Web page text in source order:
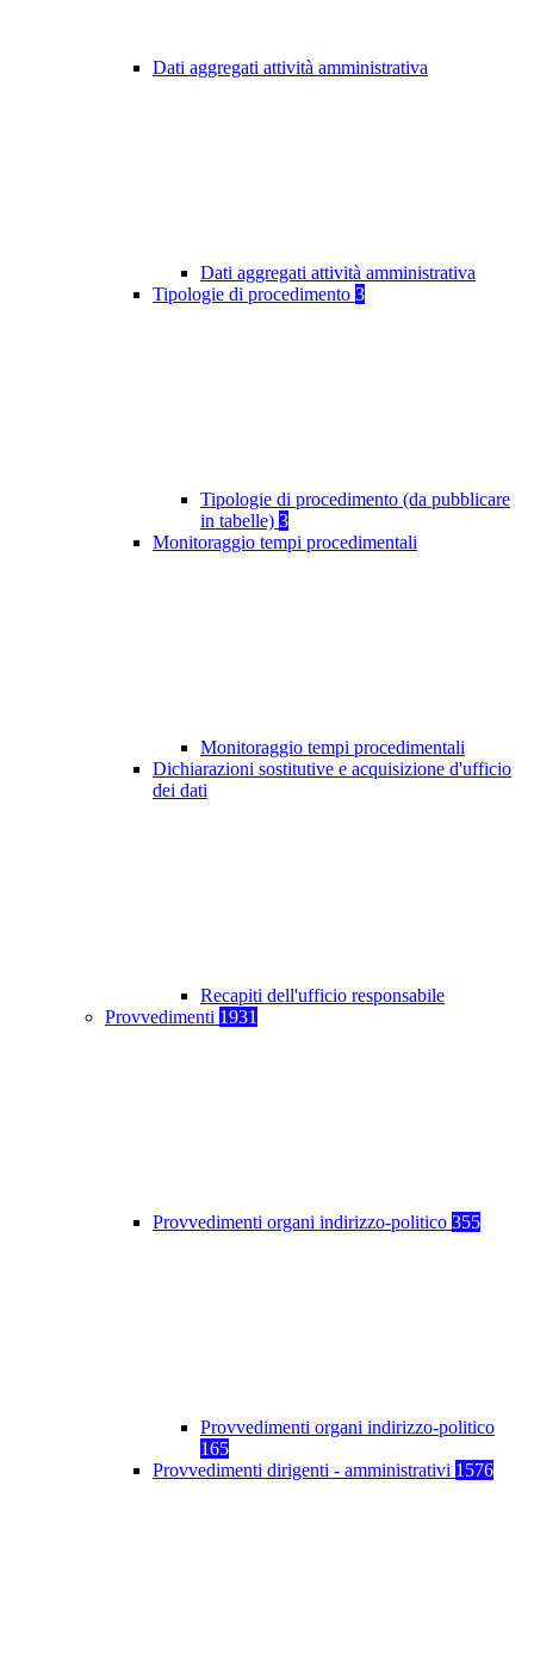
Dati aggregati attività amministrativa
Dati aggregati attività amministrativa
Tipologie di procedimento 3
Tipologie di procedimento (da pubblicare
in tabelle) 3
Monitoraggio tempi procedimentali
Monitoraggio tempi procedimentali
Dichiarazioni sostitutive e acquisizione d'ufficio
dei dati
Recapiti dell'ufficio responsabile
Provvedimenti 1931
Provvedimenti organi indirizzo-politico 355
Provvedimenti organi indirizzo-politico
165
Provvedimenti dirigenti - amministrativi 1576